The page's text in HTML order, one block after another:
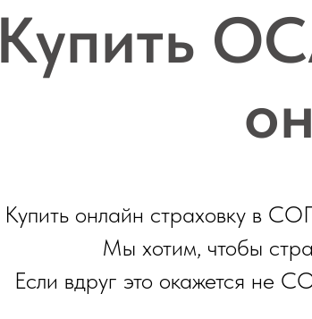
Купить
Купить онлайн страховку в
Мы хотим, чтобы
Если вдруг это окажется не